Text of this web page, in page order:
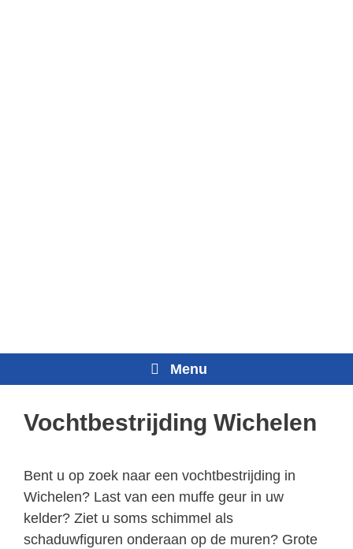
Menu
Vochtbestrijding Wichelen
Bent u op zoek naar een vochtbestrijding in
Wichelen? Last van een muffe geur in uw
kelder? Ziet u soms schimmel als
schaduwfiguren onderaan op de muren? Grote